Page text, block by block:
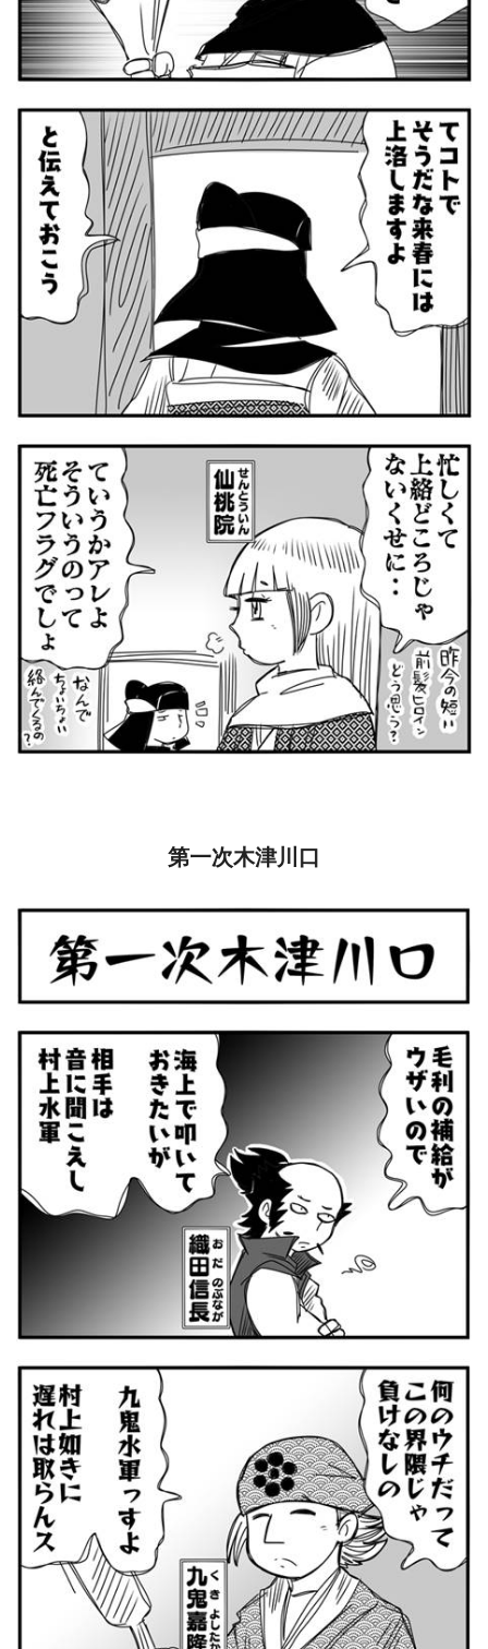
第一次木津川口